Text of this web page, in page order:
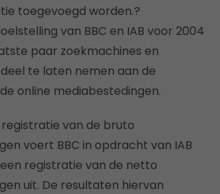
toegevoegd worden.?
van BBC en IAB voor 2004
paar zoekmachines en
te laten nemen aan de
online mediabestedingen.
van de bruto
voert BBC in opdracht van IAB
registratie van de netto
uit. De resultaten hiervan